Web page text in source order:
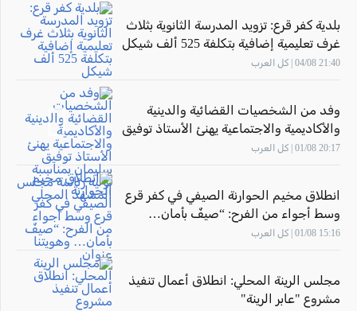
بلدية كفر قرع: تزويد المدرسة الثانوية بثلاث
غرف تعليمية إضافية بتكلفة 525 ألف شيكل
21:40 04/08 | كل العرب
وفد من الشخصيات القضائية والدينية
والأكاديمية والاجتماعية يهنئ الأستاذ توفيق
سليمان بمناسبة توليه رئاسة مجلس
20:17 01/08 | كل العرب
انطلاق مخيم الحوارنة الصيفي في كفر قرع
وسط أجواء من الفرح: “صيفٌ بأمان…
وهويتنا عنوان"
15:16 01/08 | كل العرب
مجلس الرينة المحلي: انطلاق أعمال تنفيذ
مشروع "عابر الرينة"